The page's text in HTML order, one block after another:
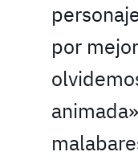
por